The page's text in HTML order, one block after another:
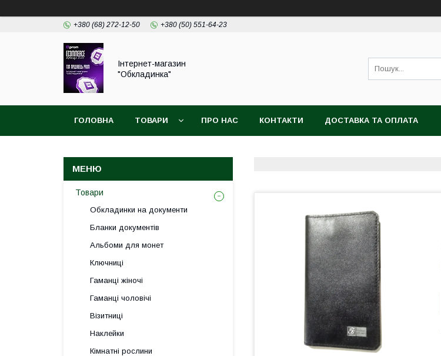
+380 (68) 272-12-50 +380 (50) 551-64-23
Інтернет-магазин
"Обкладинка"
ГОЛОВНА ТОВАРИ ПРО НАС КОНТАКТИ ДОСТАВКА ТА ОПЛАТА
Товари
Обкладинки на документи
Бланки документів
Альбоми для монет
Ключниці
Гаманці жіночі
Гаманці чоловічі
Візитниці
Наклейки
Кімнатні рослини